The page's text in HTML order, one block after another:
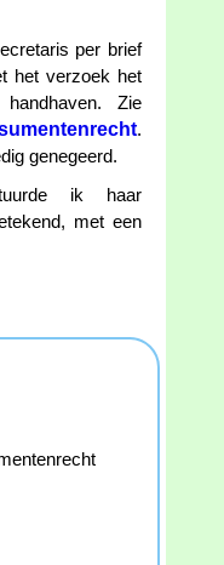
per brief
het verzoek het
Zie
.
genegeerd.
ik haar
met een